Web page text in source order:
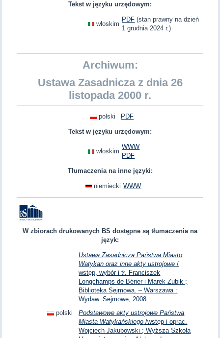
Tekst w języku urzędowym:
włoskim
PDF (stan prawny na dzień
1 grudnia 2024 r.)
Archiwum:
Ustawa Zasadnicza z dnia 26
listopada 2000 r.
polski PDF
Tekst w języku urzędowym:
włoskim
WWW
PDF
Tłumaczenia na inne języki:
niemiecki WWW
W zbiorach drukowanych BS dostępne są tłumaczenia na
język:
polski
Ustawa Zasadnicza Państwa Miasto
Watykan oraz inne akty ustrojowe /
wstęp, wybór i tł. Franciszek
Longchamps de Bérier i Marek Zubik ;
Biblioteka Sejmowa. – Warszawa :
Wydaw. Sejmowe, 2008.
Podstawowe akty ustrojowe Państwa
Miasta Watykańskiego /wstęp i oprac.
Wojciech Jakubowski ; Wyższa Szkoła